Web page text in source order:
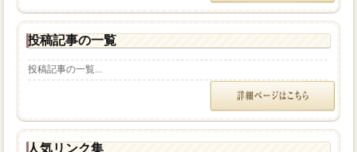
投稿記事の一覧
投稿記事の一覧...
人気リンク集